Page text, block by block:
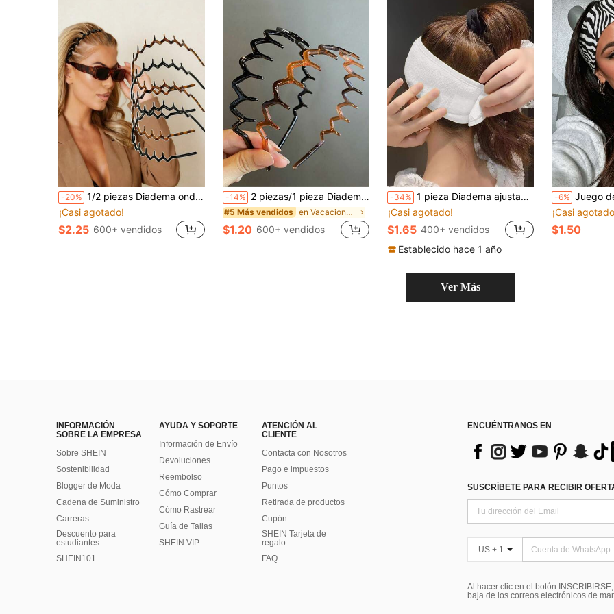
-20% 1/2 piezas Diadema ondulada con dientes, simple y antideslizante, adecuada para hombres y mujeres, cuidado del cabello y de la piel, diadema, aro para el cabello, accesorio para el cabello, diadema ondulada, hogar, diadema para el cuidado de la piel, accesorio para el cabello, tocado
¡Casi agotado!
$2.25 600+ vendidos
-14% 2 piezas/1 pieza Diadema minimalista en zigzag para mujer, se puede usar como diadema, banda para el cabello, accesorio de estilo, esencial de viaje, adecuada para el uso diario de mujeres y niñas, ocasiones casuales, desplazamientos y vacaciones, excelente regalo para familiares y amigos
#5 Más vendidos en Vacaciones Aparatos de baño
$1.20 600+ vendidos
-34% 1 pieza Diadema ajustable con , diadema blanca minimalista para lavarse la cara, diadema de doble propósito antideslizante y protectora del cabello para el hogar, el baño, la decoración de otoño, el regreso a la escuela y accesorios para el cabello
¡Casi agotado!
$1.65 400+ vendidos
Establecido hace 1 año
-6% Juego de 3/1 piezas de diadema de moda con estampado de cebra para mujer,
¡Casi
$1.50
Ver Más
INFORMACIÓN
SOBRE LA EMPRESA
Sobre SHEIN
Sostenibilidad
Blogger de Moda
Cadena de Suministro
Carreras
Descuento para
estudiantes
SHEIN101
AYUDA Y SOPORTE
Información de Envío
Devoluciones
Reembolso
Cómo Comprar
Cómo Rastrear
Guía de Tallas
SHEIN VIP
ATENCIÓN AL
CLIENTE
Contacta con Nosotros
Pago e impuestos
Puntos
Retirada de productos
Cupón
SHEIN Tarjeta de
regalo
FAQ
ENCUÉNTRANOS EN
SUSCRÍBETE PARA RECIBIR
US + 1
Al hacer clic en el botón
baja de los correos electrónicos de